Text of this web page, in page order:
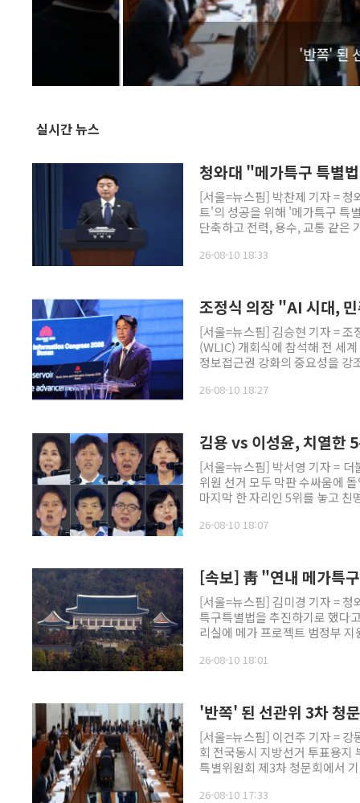
'반쪽' 된
실시간 뉴스
청와대 "메가특구 특별
[서울=뉴스핌] 박찬제 기자 =
트'의 성공을 위해 '메가특구 특
단축하고 전력, 용수, 교통 같은
다. 클러스터의 핵심
26-08-10 18:33
조정식 의장 "AI 시대,
[서울=뉴스핌] 김승현 기자 =
(WLIC) 개회식에 참석해 전 세
정보접근권 강화의 중요성을 강
기록을 지켜냈던 부산에서 세계
26-08-10 18:27
김용 vs 이성윤, 치열한
[서울=뉴스핌] 박서영 기자 = 더
위원 선거 모두 막판 수싸움에
마지막 한 자리인 5위를 놓고
과를 잇달아 발표한다. 당대표
26-08-10 18:07
[속보] 靑 "연내 메가특
[서울=뉴스핌] 김미경 기자 = 청
특구특별법을 추진하기로 했다
리실에 메가 프로젝트 범정부
을 열고 이같은 내용을 발표했
26-08-10 18:01
'반쪽' 된 선관위 3차 청
[서울=뉴스핌] 이건주 기자 = 강
회 전국동시 지방선거 투표용지
특별위원회 제3차 청문회에서
26-08-10 17:33